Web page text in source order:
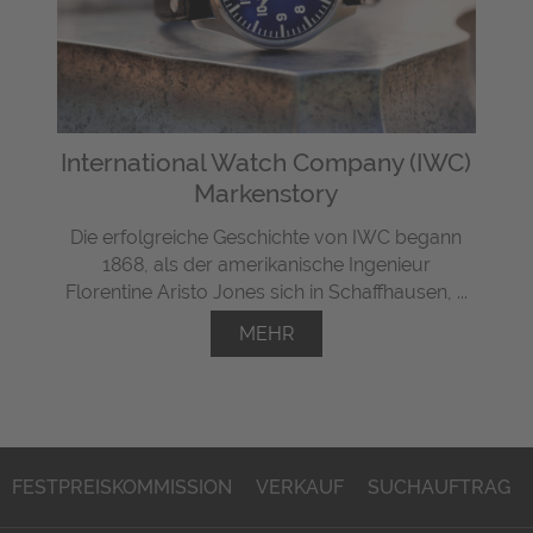
International Watch Company (IWC)
Markenstory
Die erfolgreiche Geschichte von IWC begann
1868, als der amerikanische Ingenieur
Florentine Aristo Jones sich in Schaffhausen, ...
MEHR
FESTPREISKOMMISSION VERKAUF SUCHAUFTRAG